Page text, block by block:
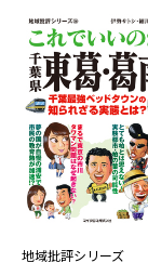
地域批評シリーズ